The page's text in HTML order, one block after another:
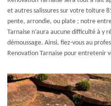
et autres salissures sur votre toiture
pente, arrondie, ou plate ; notre
Tarnaise n’aura aucune difficulté à y
démoussage. Ainsi, fiez-vous au
Renovation Tarnaise pour entretenir